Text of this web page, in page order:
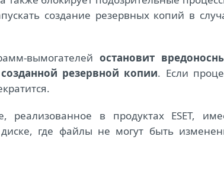
создание резервных копий в
вымогателей остановит
резервной копии. Если
реализованное в продуктах ESET,
где файлы не могут быть